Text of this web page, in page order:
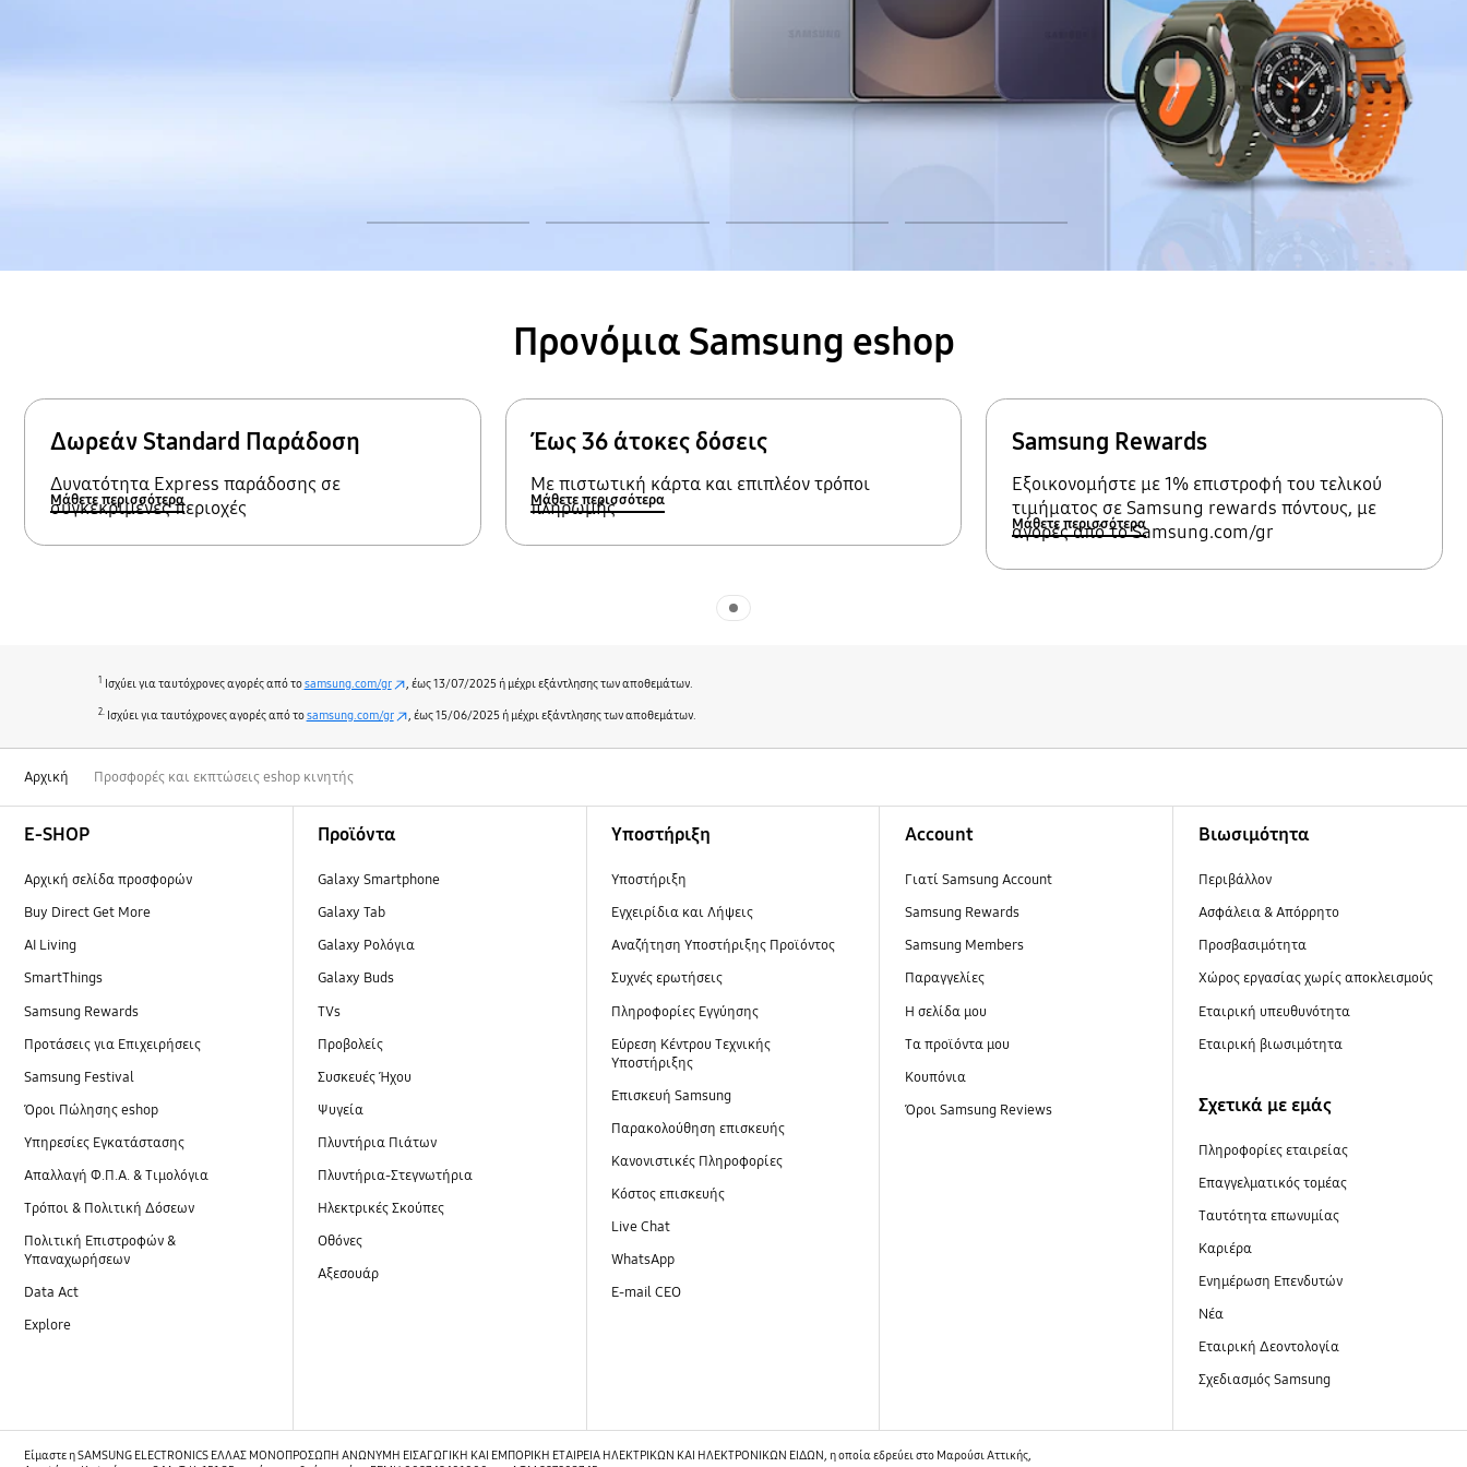
Προνόμια Samsung eshop
Δωρεάν Standard Παράδοση
Δυνατότητα Express παράδοσης σε
συγκεκριμένες περιοχές
Μάθετε περισσότερα
Έως 36 άτοκες δόσεις
Με πιστωτική κάρτα και επιπλέον τρόποι
πληρωμής
Μάθετε περισσότερα
Samsung Rewards
Εξοικονομήστε με 1% επιστροφή του τελικού
τιμήματος σε Samsung rewards πόντους, με
αγορές από το Samsung.com/gr
Mάθετε περισσότερα
1 Iσχύει για ταυτόχρονες αγορές από τοsamsung.com/gr , έως 13/07/2025 ή μέχρι εξάντλησης των αποθεμάτων.
2.Iσχύει για ταυτόχρονες αγορές από τοsamsung.com/gr , έως 15/06/2025 ή μέχρι εξάντλησης των αποθεμάτων.
Αρχική Προσφορές και εκπτώσεις eshop κινητής
E-SHOP
Αρχική σελίδα προσφορών
Buy Direct Get More
AI Living
SmartThings
Samsung Rewards
Προτάσεις για Επιχειρήσεις
Samsung Festival
Όροι Πώλησης eshop
Υπηρεσίες Εγκατάστασης
Απαλλαγή Φ.Π.Α. & Τιμολόγια
Τρόποι & Πολιτική Δόσεων
Πολιτική Επιστροφών &
Υπαναχωρήσεων
Data Act
Explore
Προϊόντα
Galaxy Smartphone
Galaxy Tab
Galaxy Ρολόγια
Galaxy Buds
TVs
Προβολείς
Συσκευές Ήχου
Ψυγεία
Πλυντήρια Πιάτων
Πλυντήρια-Στεγνωτήρια
Ηλεκτρικές Σκούπες
Οθόνες
Αξεσουάρ
Υποστήριξη
Υποστήριξη
Εγχειρίδια και Λήψεις
Αναζήτηση Υποστήριξης Προϊόντος
Συχνές ερωτήσεις
Πληροφορίες Εγγύησης
Εύρεση Κέντρου Τεχνικής
Υποστήριξης
Επισκευή Samsung
Παρακολούθηση επισκευής
Κανονιστικές Πληροφορίες
Κόστος επισκευής
Live Chat
WhatsApp
E-mail CEO
Account
Γιατί Samsung Account
Samsung Rewards
Samsung Members
Παραγγελίες
Η σελίδα μου
Τα προϊόντα μου
Κουπόνια
Όροι Samsung Reviews
Βιωσιμότητα
Περιβάλλον
Ασφάλεια & Απόρρητο
Προσβασιμότητα
Xώρος εργασίας χωρίς αποκλεισμούς
Εταιρική υπευθυνότητα
Εταιρική βιωσιμότητα
Σχετικά με εμάς
Πληροφορίες εταιρείας
Επαγγελματικός τομέας
Ταυτότητα επωνυμίας
Καριέρα
Ενημέρωση Επενδυτών
Νέα
Εταιρική Δεοντολογία
Σχεδιασμός Samsung
Είμαστε η SAMSUNG ELECTRONICS ΕΛΛΑΣ ΜΟΝΟΠΡΟΣΩΠΗ ΑΝΩΝΥΜΗ ΕΙΣΑΓΩΓΙΚΗ ΚΑΙ ΕΜΠΟΡΙΚΗ ΕΤΑΙΡΕΙΑ ΗΛΕΚΤΡΙΚΩΝ ΚΑΙ ΗΛΕΚΤΡΟΝΙΚΩΝ ΕΙΔΩΝ, η οποία εδρεύει στο Μαρούσι Αττικής,